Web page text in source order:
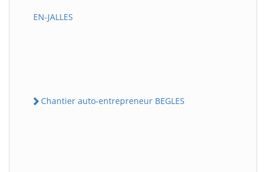
EN-JALLES
Chantier auto-entrepreneur BEGLES